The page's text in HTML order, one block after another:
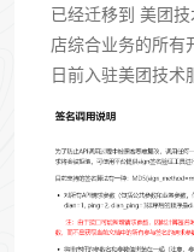
已经迁移到 美团
店综合业务的所有
日前入驻美团技术